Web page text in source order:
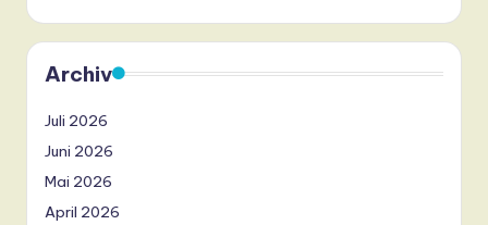
Archiv
Juli 2026
Juni 2026
Mai 2026
April 2026